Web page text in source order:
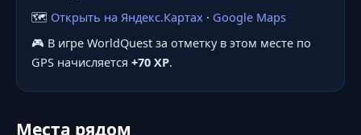
🗺️ Открыть на Яндекс.Картах · Google Maps
🎮 В игре WorldQuest за отметку в этом месте по
GPS начисляется +70 XP.
Места рядом